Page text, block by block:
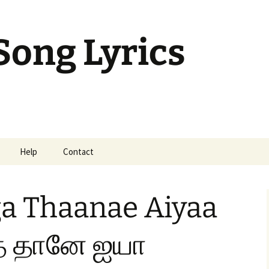
Lyrics
Help Contact
Thaanae Aiyaa
தானே ஐயா